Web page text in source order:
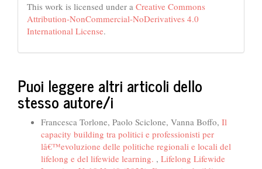
This work is licensed under a Creative Commons
Attribution-NonCommercial-NoDerivatives 4.0
International License.
Puoi leggere altri articoli dello
stesso autore/i
Francesca Torlone, Paolo Sciclone, Vanna Boffo, Il
capacity building tra politici e professionisti per
lâ€™evoluzione delle politiche regionali e locali del
lifelong e del lifewide learning. , Lifelong Lifewide